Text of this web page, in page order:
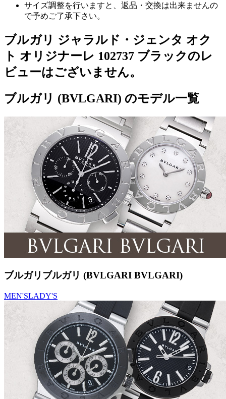
サイズ調整を行いますと、返品・交換は出来ませんの
で予めご了承下さい。
ブルガリ ジャラルド・ジェンタ オク
ト オリジナーレ 102737 ブラックのレ
ビューはございません。
ブルガリ (BVLGARI) のモデル一覧
ブルガリブルガリ (BVLGARI BVLGARI)
MEN'SLADY'S